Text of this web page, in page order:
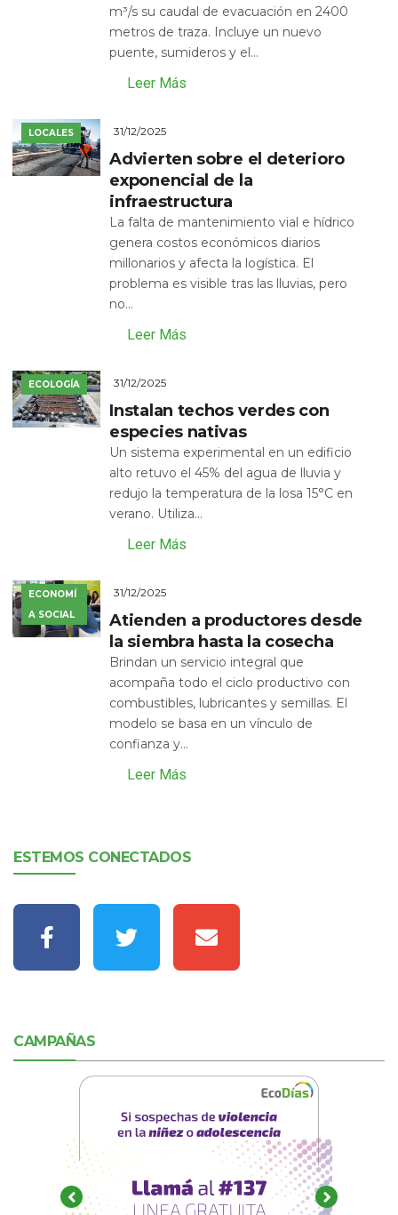
m³/s su caudal de evacuación en 2400
metros de traza. Incluye un nuevo
puente, sumideros y el...
Leer Más
LOCALES 31/12/2025
Advierten sobre el deterioro
exponencial de la
infraestructura
La falta de mantenimiento vial e hídrico
genera costos económicos diarios
millonarios y afecta la logística. El
problema es visible tras las lluvias, pero
no...
Leer Más
ECOLOGÍA 31/12/2025
Instalan techos verdes con
especies nativas
Un sistema experimental en un edificio
alto retuvo el 45% del agua de lluvia y
redujo la temperatura de la losa 15°C en
verano. Utiliza...
Leer Más
ECONOMÍ
A SOCIAL
31/12/2025
Atienden a productores desde
la siembra hasta la cosecha
Brindan un servicio integral que
acompaña todo el ciclo productivo con
combustibles, lubricantes y semillas. El
modelo se basa en un vínculo de
confianza y...
Leer Más
ESTEMOS CONECTADOS
CAMPAÑAS